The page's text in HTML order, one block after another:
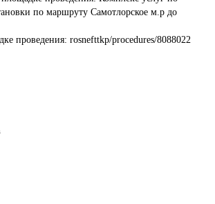
по маршруту Самотлорское м.р до
проведения: rosnefttkp/procedures/8088022